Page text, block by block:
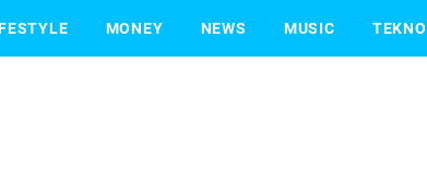
MONEY NEWS MUSIC TEKNO